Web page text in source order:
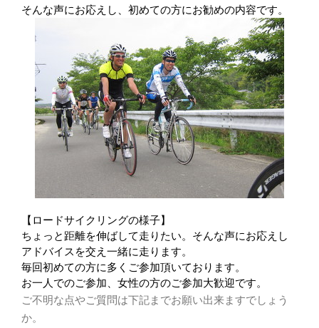
そんな声にお応えし、初めての方にお勧めの内容です。
【ロードサイクリングの様子】
ちょっと距離を伸ばして走りたい。そんな声にお応えし
アドバイスを交え一緒に走ります。
毎回初めての方に多くご参加頂いております。
お一人でのご参加、女性の方のご参加大歓迎です。
ご不明な点やご質問は下記までお願い出来ますでしょう
か。